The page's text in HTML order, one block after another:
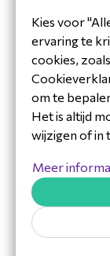
30 jaar
Toegewijd
Kies voor
ervaring te
cookies,
om te
Het is altijd
wijzigen of in
Meer